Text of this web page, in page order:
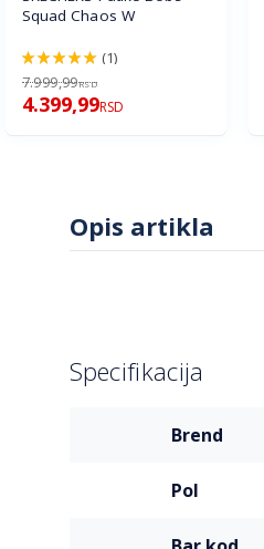
Squad Chaos W
100%
(1)
7.999,99RSD
4.399,99RSD
Opis artikla
Specifikacija
brend
pol